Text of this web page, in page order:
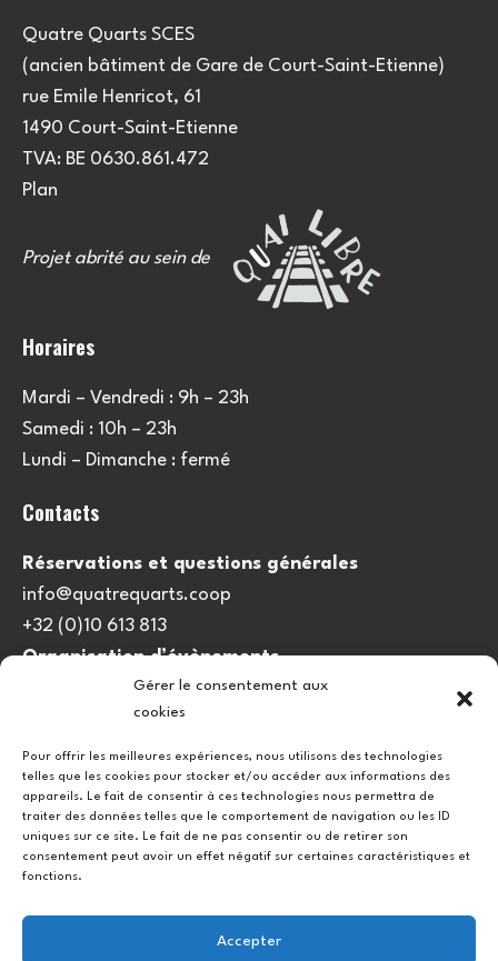
Gérer le consentement aux
cookies
Pour offrir les meilleures expériences, nous utilisons des technologies
telles que les cookies pour stocker et/ou accéder aux informations des
appareils. Le fait de consentir à ces technologies nous permettra de
traiter des données telles que le comportement de navigation ou les ID
uniques sur ce site. Le fait de ne pas consentir ou de retirer son
consentement peut avoir un effet négatif sur certaines caractéristiques et
fonctions.
Accepter
Quatre Quarts SCES
(ancien bâtiment de Gare de Court-Saint-Etienne)
rue Emile Henricot, 61
1490 Court-Saint-Etienne
TVA: BE 0630.861.472
Plan
Projet abrité au sein de
Horaires
Mardi – Vendredi : 9h – 23h
Samedi : 10h – 23h
Lundi – Dimanche : fermé
Contacts
Réservations et questions générales
info@quatrequarts.coop
+32 (0)10 613 813
Organisation d’évènements
viedulieu@quatrequarts.coop
Politique de cookies (UE)